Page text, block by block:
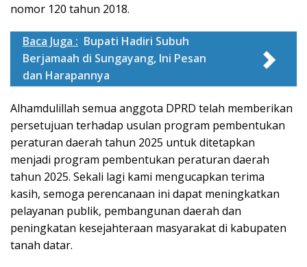
nomor 120 tahun 2018.
Baca Juga : Bupati Hadiri Subuh
Berjamaah di Sungayang, Ini Pesan
dan Harapannya
Alhamdulillah semua anggota DPRD telah memberikan
persetujuan terhadap usulan program pembentukan
peraturan daerah tahun 2025 untuk ditetapkan
menjadi program pembentukan peraturan daerah
tahun 2025. Sekali lagi kami mengucapkan terima
kasih, semoga perencanaan ini dapat meningkatkan
pelayanan publik, pembangunan daerah dan
peningkatan kesejahteraan masyarakat di kabupaten
tanah datar.